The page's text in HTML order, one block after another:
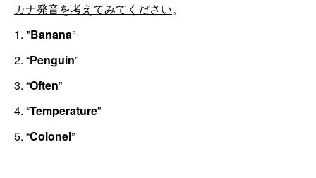
カナ発音を考えてみてください。
1. "Banana”
2. “Penguin”
3. “Often”
4. “Temperature”
5. “Colonel”